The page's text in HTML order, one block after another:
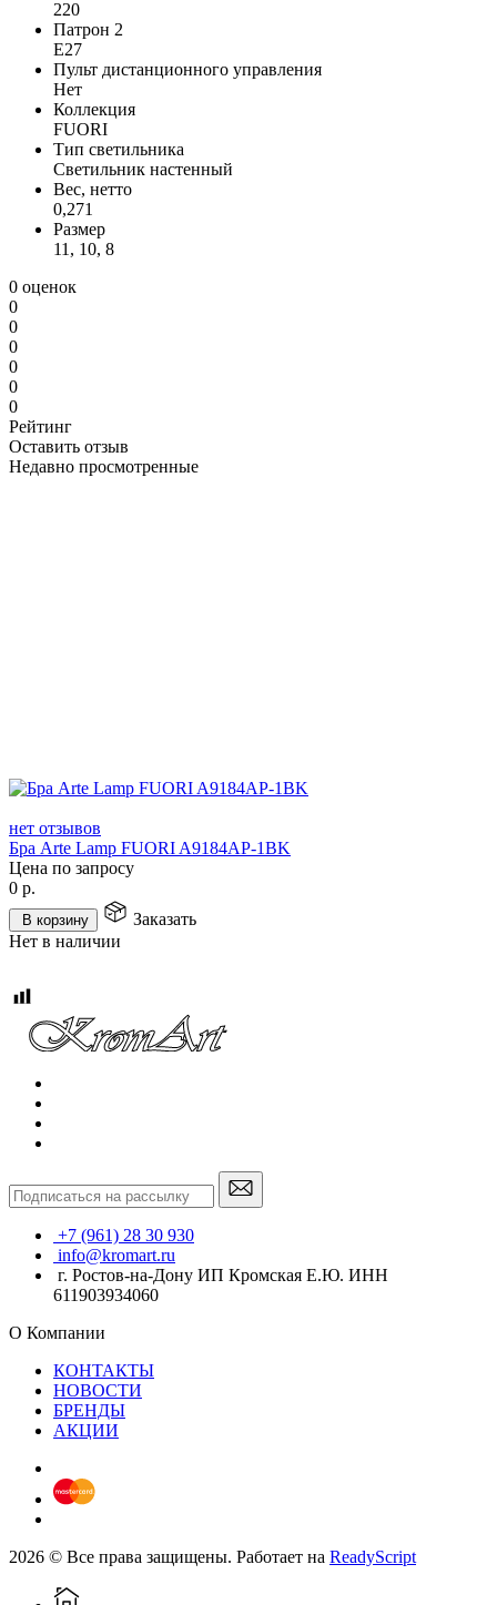
220
Патрон 2
E27
Пульт дистанционного управления
Нет
Коллекция
FUORI
Тип светильника
Светильник настенный
Вес, нетто
0,271
Размер
11, 10, 8
0 оценок
0
0
0
0
0
0
Рейтинг
Оставить отзыв
Недавно просмотренные
нет отзывов
Бра Arte Lamp FUORI A9184AP-1BK
Цена по запросу
0 р.
В корзину
Заказать
Нет в наличии
+7 (961) 28 30 930
info@kromart.ru
г. Ростов-на-Дону ИП Кромская Е.Ю. ИНН
611903934060
О Компании
КОНТАКТЫ
НОВОСТИ
БРЕНДЫ
АКЦИИ
2026 © Все права защищены. Работает на ReadyScript